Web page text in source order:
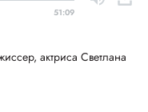
51:09
актриса Светлана